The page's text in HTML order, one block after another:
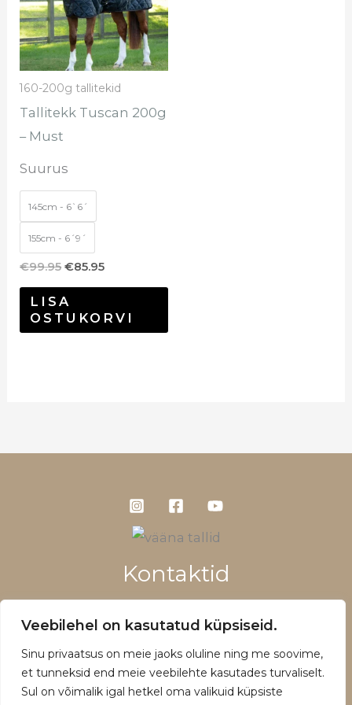
Veebilehel on kasutatud küpsiseid.
Sinu privaatsus on meie jaoks oluline ning me soovime,
et tunneksid end meie veebilehte kasutades turvaliselt.
Sul on võimalik igal hetkel oma valikuid küpsiste
160-200g tallitekid
Tallitekk Tuscan 200g
– Must
Suurus
145cm - 6`6´
155cm - 6´9´
€99.95 €85.95
LISA
OSTUKORVI
mitu
varianti.
saab
Kontaktid
+372 5660 1028
Müügitingimused ja privaatsuspoliitika